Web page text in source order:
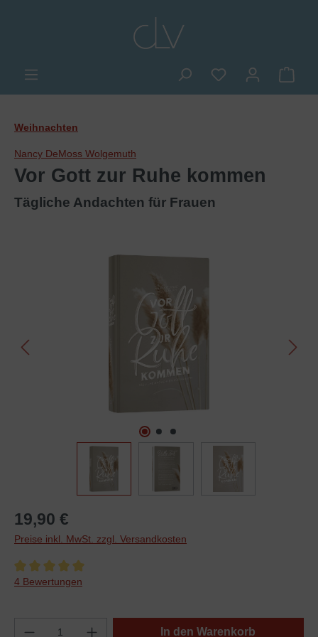
Du hast 0
Weihnachten
Nancy DeMoss Wolgemuth
Vor Gott zur Ruhe kommen
Tägliche Andachten für Frauen
Bildergalerie überspringen
19,90 €
Preise inkl. MwSt. zzgl. Versandkosten
Durchschnittliche Bewertung von 5 von 5 Sternen
4 Bewertungen
In den Warenkorb